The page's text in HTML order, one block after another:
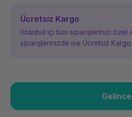
Ücretsiz Kargo
İstanbul içi tüm siparişlerinizi özel
siparişlerinizde ise Ücretsiz Kargo